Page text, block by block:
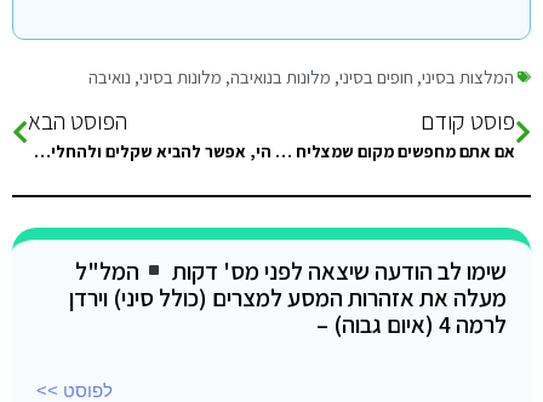
המלצות בסיני, חופים בסיני, מלונות בנואיבה, מלונות בסיני, נואיבה
פוסט קודם
אם אתם מחפשים מקום שמצליח לשמור על השפיות שהיתה פעם בסיני, בואו למוסה קמפ. אחלה חושות ונותרו מס' חדרים. ממוקם…
הפוסט הבא
הי, אפשר להביא שקלים ולהחליף שם ללירות בגבול בצד המצרי?
שימו לב הודעה שיצאה לפני מס' דקות
המל"ל
מעלה את אזהרות המסע למצרים (כולל סיני) וירדן
לרמה 4 (איום גבוה) –
לפוסט >>